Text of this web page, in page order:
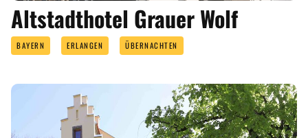
Altstadthotel Grauer Wolf
BAYERN ERLANGEN ÜBERNACHTEN